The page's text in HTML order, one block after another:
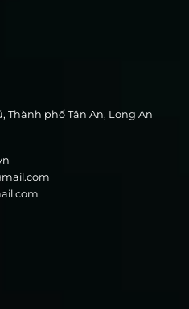
Thành phố Tân An, Long An